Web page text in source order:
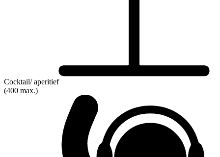
Cocktail/ aperitief
(400 max.)